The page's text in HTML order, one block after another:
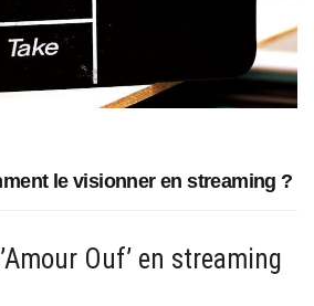
le visionner en streaming ?
Ouf’ en streaming